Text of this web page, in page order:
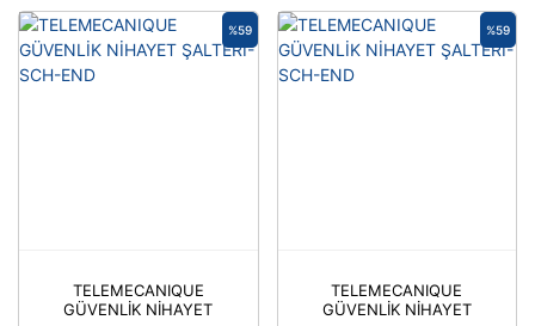
TELEMECANIQUE
GÜVENLİK NİHAYET
%59
TELEMECANIQUE
GÜVENLİK NİHAYET
%59